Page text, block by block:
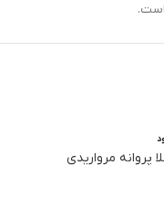
پروانه مرواریدی